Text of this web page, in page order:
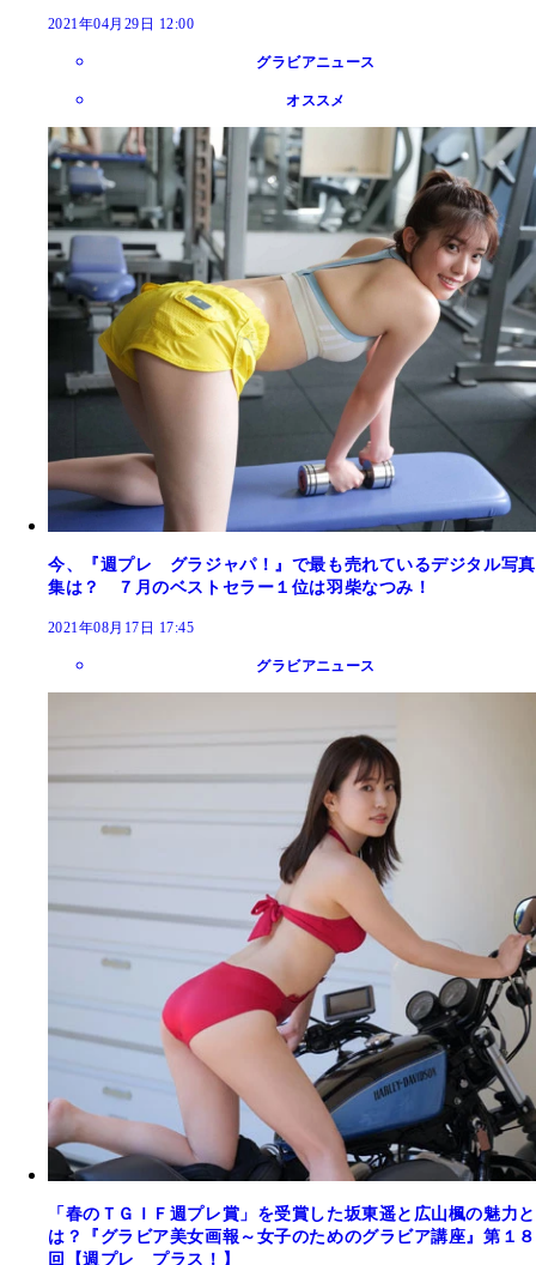
2021年04月29日 12:00
グラビアニュース
オススメ
今、『週プレ グラジャパ！』で最も売れているデジタル写真
集は？ ７月のベストセラー１位は羽柴なつみ！
2021年08月17日 17:45
グラビアニュース
「春のＴＧＩＦ週プレ賞」を受賞した坂東遥と広山楓の魅力と
は？『グラビア美女画報～女子のためのグラビア講座』第１８
回【週プレ プラス！】